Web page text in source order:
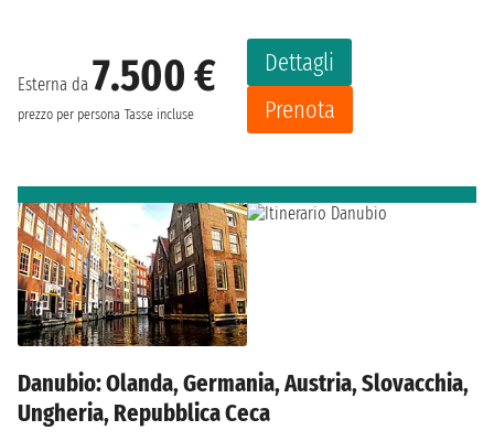
Esterna da 7.500 €
prezzo per persona Tasse incluse
Dettagli
Prenota
Danubio: Olanda, Germania, Austria, Slovacchia,
Ungheria, Repubblica Ceca